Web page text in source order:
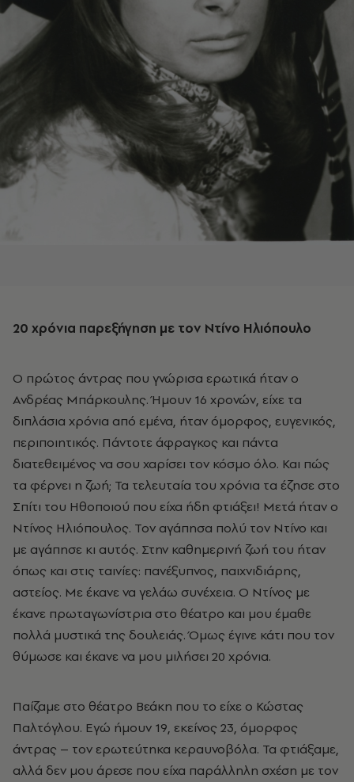
20 χρόνια παρεξήγηση με τον Ντίνο Ηλιόπουλο
Ο πρώτος άντρας που γνώρισα ερωτικά ήταν ο
Ανδρέας Μπάρκουλης. Ήμουν 16 χρονών, είχε τα
διπλάσια χρόνια από εμένα, ήταν όμορφος, ευγενικός,
περιποιητικός. Πάντοτε άφραγκος και πάντα
διατεθειμένος να σου χαρίσει τον κόσμο όλο. Και πώς
τα φέρνει η ζωή; Τα τελευταία του χρόνια τα έζησε στο
Σπίτι του Ηθοποιού που είχα ήδη φτιάξει! Μετά ήταν ο
Ντίνος Ηλιόπουλος. Τον αγάπησα πολύ τον Ντίνο και
με αγάπησε κι αυτός. Στην καθημερινή ζωή του ήταν
όπως και στις ταινίες: πανέξυπνος, παιχνιδιάρης,
αστείος. Με έκανε να γελάω συνέχεια. Ο Ντίνος με
έκανε πρωταγωνίστρια στο θέατρο και μου έμαθε
πολλά μυστικά της δουλειάς. Όμως έγινε κάτι που τον
θύμωσε και έκανε να μου μιλήσει 20 χρόνια.
Παίζαμε στο θέατρο Βεάκη που το είχε ο Κώστας
Παλτόγλου. Εγώ ήμουν 19, εκείνος 23, όμορφος
άντρας – τον ερωτεύτηκα κεραυνοβόλα. Τα φτιάξαμε,
αλλά δεν μου άρεσε που είχα παράλληλη σχέση με τον